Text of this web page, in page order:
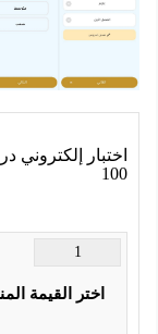
اختبار إلكتروني
100
1
اختر القيمة